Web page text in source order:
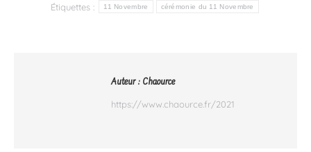
Étiquettes :
11 Novembre cérémonie du 11 Novembre
Auteur : Chaource
https://www.chaource.fr/2021